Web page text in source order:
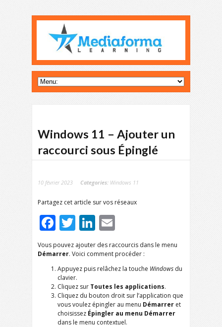
Windows 11 – Ajouter un
raccourci sous Épinglé
10 février 2023 Categories: Windows 11
Partagez cet article sur vos réseaux
Facebook
TwitterLinkedIn
Vous pouvez ajouter des raccourcis dans le menu
Démarrer. Voici comment procéder :
Appuyez puis relâchez la touche Windows du
clavier.
Cliquez sur Toutes les applications.
Cliquez du bouton droit sur l’application que
vous voulez épingler au menu Démarrer et
choisissez Épingler au menu Démarrer
dans le menu contextuel.